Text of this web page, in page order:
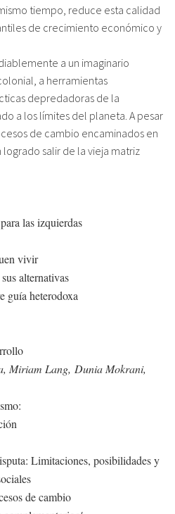
tiempo, reduce esta calidad
de crecimiento económico y
a un imaginario
a herramientas
depredadoras de la
a los límites del planeta. A pesar
de cambio encaminados en
logrado salir de la vieja matriz
las izquierdas
vivir
alternativas
guía heterodoxa
Miriam Lang, Dunia Mokrani,
Limitaciones, posibilidades y
de cambio